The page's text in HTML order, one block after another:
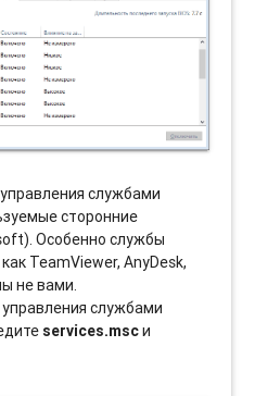
службами
сторонние
Особенно службы
TeamViewer, AnyDesk,
не вами.
службами
services.mscи